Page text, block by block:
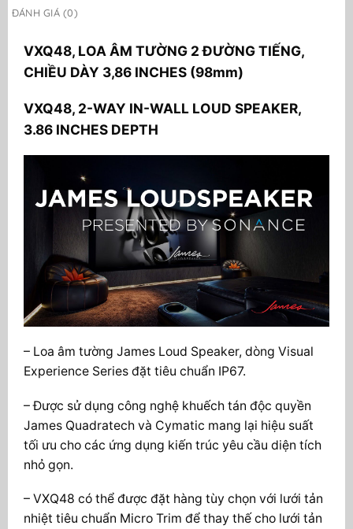
ĐÁNH GIÁ (0)
VXQ48, LOA ÂM TƯỜNG 2 ĐƯỜNG TIẾNG,
CHIỀU DÀY 3,86 INCHES (98mm)
VXQ48, 2-WAY IN-WALL LOUD SPEAKER,
3.86 INCHES DEPTH
– Loa âm tường James Loud Speaker, dòng Visual
Experience Series đặt tiêu chuẩn IP67.
– Được sử dụng công nghệ khuếch tán độc quyền
James Quadratech và Cymatic mang lại hiệu suất
tối ưu cho các ứng dụng kiến ​​trúc yêu cầu diện tích
nhỏ gọn.
– VXQ48 có thể được đặt hàng tùy chọn với lưới tản
nhiệt tiêu chuẩn Micro Trim để thay thế cho lưới tản